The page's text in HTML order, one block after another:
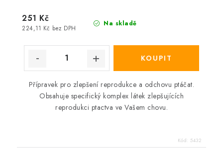
Na skladě
224,11 Kč bez DPH
251 Kč
Přípravek pro zlepšení reprodukce a odchovu ptáčat.
Obsahuje specifický komplex látek zlepšujících
reprodukci ptactva ve Vašem chovu.
Kód: 5432